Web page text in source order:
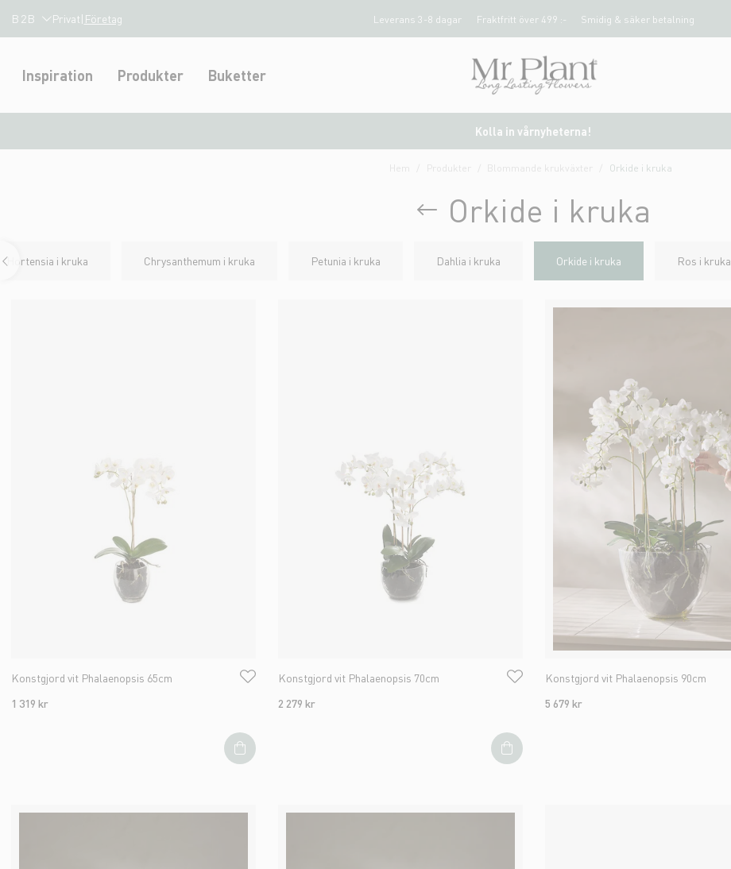
B2B Privat| Företag Leverans 3-8 dagar Fraktfritt över 499 :- Smidig & säker betalning
Inspiration Produkter Buketter
Kolla in vårnyheterna!
Hem Produkter Blommande krukväxter Orkide i kruka
Orkide i kruka
Hortensia i kruka Chrysanthemum i kruka Petunia i kruka Dahlia i kruka Orkide i kruka Ros i kruka
Konstgjord vit Phalaenopsis 65cm
1 319 kr
Konstgjord vit Phalaenopsis 70cm
2 279 kr
Konstgjord vit Phalaenopsis 90cm
5 679 kr